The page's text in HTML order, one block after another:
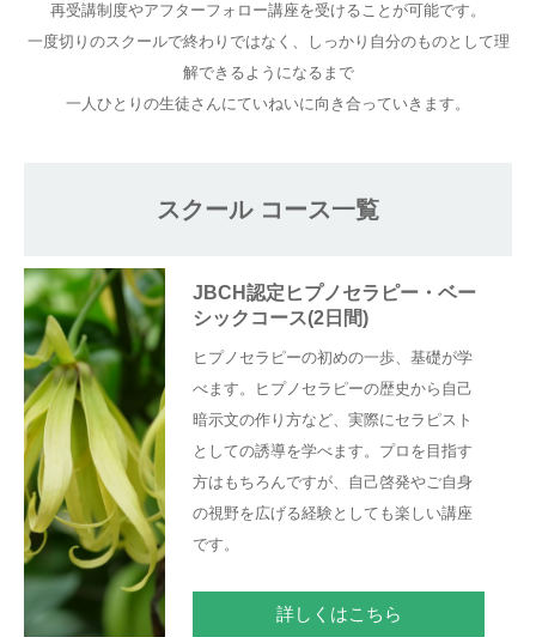
再受講制度やアフターフォロー講座を受けることが可能です。
一度切りのスクールで終わりではなく、しっかり自分のものとして理
解できるようになるまで
一人ひとりの生徒さんにていねいに向き合っていきます。
スクール コース一覧
JBCH認定ヒプノセラピー・ベー
シックコース(2日間)
ヒプノセラピーの初めの一歩、基礎が学
べます。ヒプノセラピーの歴史から自己
暗示文の作り方など、実際にセラピスト
としての誘導を学べます。プロを目指す
方はもちろんですが、自己啓発やご自身
の視野を広げる経験としても楽しい講座
です。
詳しくはこちら
よくある質問
アクセス